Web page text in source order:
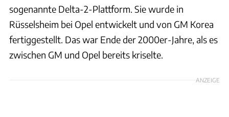
sogenannte Delta-2-Plattform. Sie wurde in
Rüsselsheim bei Opel entwickelt und von GM Korea
fertiggestellt. Das war Ende der 2000er-Jahre, als es
zwischen GM und Opel bereits kriselte.
ANZEIGE